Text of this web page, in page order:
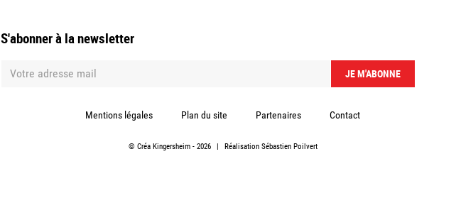
S'abonner à la newsletter
Mentions légales Plan du site Partenaires Contact
© Créa Kingersheim- 2026 | Réalisation Sébastien Poilvert